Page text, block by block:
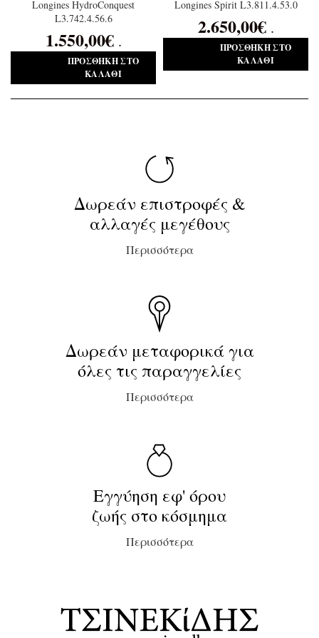
Longines HydroConquest
L3.742.4.56.6
1.550,00€ .
ΠΡΟΣΘΉΚΗ ΣΤΟ
ΚΑΛΆΘΙ
Longines Spirit L3.811.4.53.0
2.650,00€ .
ΠΡΟΣΘΉΚΗ ΣΤΟ
ΚΑΛΆΘΙ
Δωρεάν επιστροφές &
αλλαγές μεγέθους
Περισσότερα
Δωρεάν μεταφορικά για
όλες τις παραγγελίες
Περισσότερα
Εγγύηση εφ' όρου
ζωής στο κόσμημα
Περισσότερα